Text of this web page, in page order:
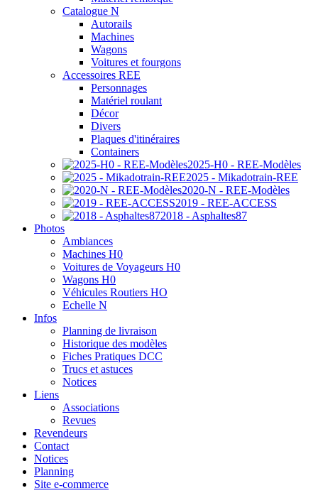
Catalogue N
Autorails
Machines
Wagons
Voitures et fourgons
Accessoires REE
Personnages
Matériel roulant
Décor
Divers
Plaques d'itinéraires
Containers
2025-H0 - REE-Modèles
2025 - Mikadotrain-REE
2020-N - REE-Modèles
2019 - REE-ACCESS
2018 - Asphaltes87
Photos
Ambiances
Machines H0
Voitures de Voyageurs H0
Wagons H0
Véhicules Routiers HO
Echelle N
Infos
Planning de livraison
Historique des modèles
Fiches Pratiques DCC
Trucs et astuces
Notices
Liens
Associations
Revues
Revendeurs
Contact
Notices
Planning
Site e-commerce